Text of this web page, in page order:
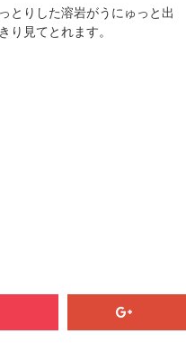
とりした溶岩がうにゅっと出
り見てとれます。